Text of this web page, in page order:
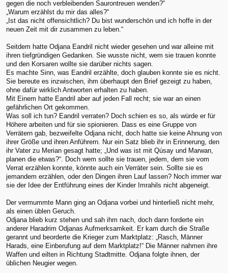
gegen die noch verbleibenden Saurontreuen wenden?“
„Warum erzählst du mir das alles?“
„Ist das nicht offensichtlich? Du bist wunderschön und ich hoffe in der
neuen Zeit mit dir zusammen zu leben.“
Seitdem hatte Odjana Eandril nicht wieder gesehen und war alleine mit
ihren tiefgründigen Gedanken. Sie wusste nicht, wem sie trauen konnte
und den Korsaren wollte sie darüber nichts sagen.
Es machte Sinn, was Eandril erzählte, doch glauben konnte sie es nicht.
Sie bereute es inzwischen, ihm überhaupt den Brief gezeigt zu haben,
ohne dafür wirklich Antworten erhalten zu haben.
Mit Einem hatte Eandril aber auf jeden Fall recht; sie war an einen
gefährlichen Ort gekommen.
Was soll ich tun? Eandril verraten? Doch schien es so, als würde er für
Höhere arbeiten und für sie spionieren. Dass es eine Gruppe von
Verrätern gab, bezweifelte Odjana nicht, doch hatte sie keine Ahnung von
ihrer Größe und ihren Anführern. Nur ein Satz blieb ihr in Erinnerung, den
ihr Vater zu Merian gesagt hatte; „Und was ist mit Qúsay und Marwan,
planen die etwas?“. Doch wem sollte sie trauen, jedem, dem sie vom
Verrat erzählen konnte, könnte auch ein Verräter sein. Sollte sie es
jemandem erzählen, oder den Dingen ihren Lauf lassen? Noch immer war
sie der Idee der Entführung eines der Kinder Imrahils nicht abgeneigt.
Der vermummte Mann ging an Odjana vorbei und hinterließ nicht mehr,
als einen üblen Geruch.
Odjana blieb kurz stehen und sah ihm nach, doch dann forderte ein
anderer Haradrim Odjanas Aufmerksamkeit. Er kam durch die Straße
gerannt und beorderte die Krieger zum Marktplatz: „Rasch, Männer
Harads, eine Einberufung auf dem Marktplatz!“ Die Männer nahmen ihre
Waffen und eilten in Richtung Stadtmitte. Odjana folgte ihnen, der
üblichen Neugier wegen.